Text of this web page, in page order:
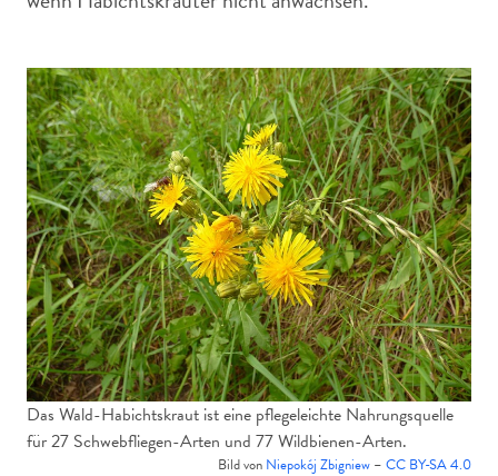
Das Wald-Habichtskraut ist eine pflegeleichte Nahrungsquelle
für 27 Schwebfliegen-Arten und 77 Wildbienen-Arten.
Bild von Niepokój Zbigniew – CC BY-SA 4.0